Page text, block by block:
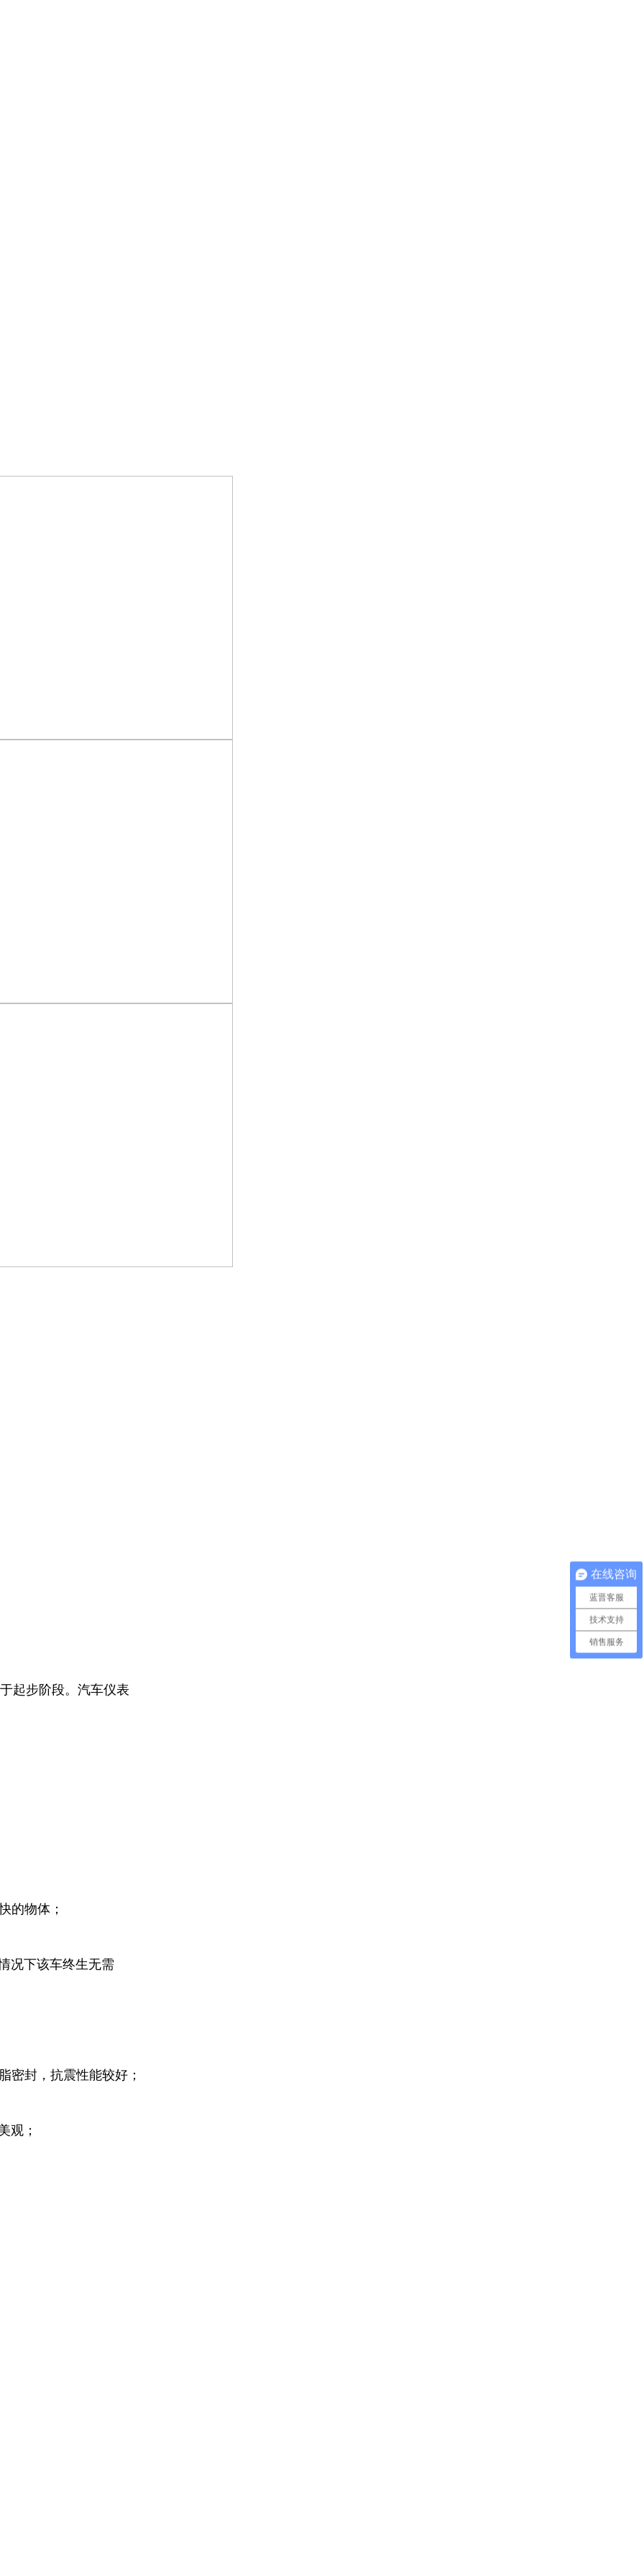
起步阶段。汽车仪表
的物体；
况下该车终生无需
密封，抗震性能较好；
观；
在线咨询
蓝晋客服
技术支持
销售服务